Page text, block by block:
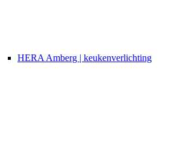
HERA Amberg | keukenverlichting